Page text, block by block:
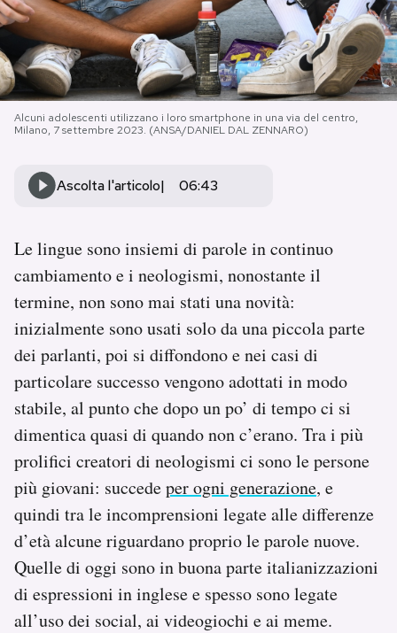
NEWSLETTER
I MIEI PREFERITI
SHOP
CALENDARIO
AREA PERSONALE
Area Personale
Newsletter
Notifiche mobile
Regala il Post
Alcuni adolescenti utilizzano i loro smartphone in una via del centro,
Milano, 7 settembre 2023. (ANSA/DANIEL DAL ZENNARO)
Ascolta l'articolo 06:43
Le lingue sono insiemi di parole in continuo
cambiamento e i neologismi, nonostante il
termine, non sono mai stati una novità:
inizialmente sono usati solo da una piccola parte
dei parlanti, poi si diffondono e nei casi di
particolare successo vengono adottati in modo
stabile, al punto che dopo un po’ di tempo ci si
dimentica quasi di quando non c’erano. Tra i più
prolifici creatori di neologismi ci sono le persone
più giovani: succedeper ogni generazione, e
quindi tra le incomprensioni legate alle differenze
d’età alcune riguardano proprio le parole nuove.
Quelle di oggi sono in buona parte italianizzazioni
di espressioni in inglese e spesso sono legate
all’uso dei social, ai videogiochi e ai meme.